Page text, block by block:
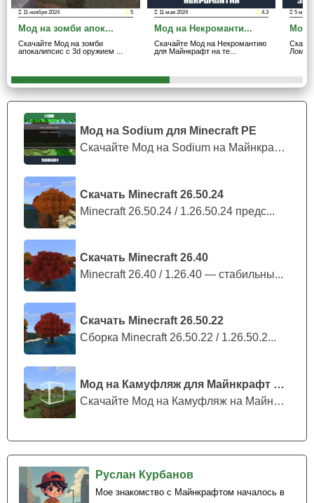
Мод на Sodium для Minecraft PE
Скачайте Мод на Sodium на Майнкрафт П...
Скачать Minecraft 26.50.24
Minecraft 26.50.24 / 1.26.50.24 предс...
Скачать Minecraft 26.40
Minecraft 26.40 / 1.26.40 — стабильны...
Скачать Minecraft 26.50.22
Сборка Minecraft 26.50.22 / 1.26.50.2...
Мод на Камуфляж для Майнкрафт ПЕ
Скачайте Мод на Камуфляж на Майнкрафт...
Руслан Курбанов
Мое знакомство с Майнкрафтом началось в
Последняя и самая опасная группа мода на
улучшенных зомби — Мутанты.
Это гигантские и практически неуязвимые существа,
которые мутировали и теперь преследуют только одну
цель в мире Майнкрафт ПЕ — пролить кровь. Их
практически невозможно уничтожить из-за огромного
запаса здоровья, смертельного урона и постоянной
регенерации.
Мутанты из мода на умных зомби быстро передвигаются
на дальние расстояния, умеют высоко прыгать и даже
способны превратить обычных селян в своих союзников
одним лишь ударом в Minecraft PE.
Хоть они и встречаются редко, лучше подходить к ним с
осторожностью и избегать столкновений.
Особенности
Особенности мода на умных зомби для Майнкрафт ПЕ
включают уникальные анимации прыжков и бега
Мутанта, а также способность ломать блоки во время
подбиратьлюбые предметыс земли. Разработчики
модификации добавили новые звуки от мобов,
11 ноября 2024 5
Мод на зомби апок...
Скачайте Мод на зомби
апокалипсис с 3d оружием ...
11 мая 2024 4.3
Мод на Некроманти...
Скачайте Мод на Некромантию
для Майнкрафт на те...
5
Мод